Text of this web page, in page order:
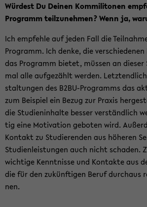
Wür­dest Du Dei­nen Kom­mi­li­to­nen
Programm teil­zu­neh­men? Wenn ja,
Ich emp­feh­le auf jeden Fall die
Programm. Ich denke, die
das Pro­gramm bie­tet, müs­sen an
mal alle auf­ge­zählt wer­den.
stal­tun­gen des B2BU-​Programms das
zum Bei­spiel ein Bezug zur Pra­xis
die Stu­di­en­in­hal­te bes­ser ver­ständ­lich
tig eine Mo­ti­va­ti­on ge­bo­ten wird.
Kon­takt zu Stu­die­ren­den aus hö­he­ren
Stu­di­en­leis­tun­gen auch nicht scha­den.
wich­ti­ge Kennt­nis­se und Kon­tak­te aus
die für den zu­künf­ti­gen Beruf durch­aus
nen.